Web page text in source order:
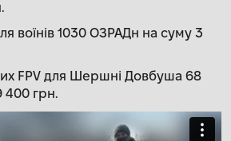
воїнів 1030 ОЗРАДн на суму 3
FPV для Шершні Довбуша 68
400 грн.